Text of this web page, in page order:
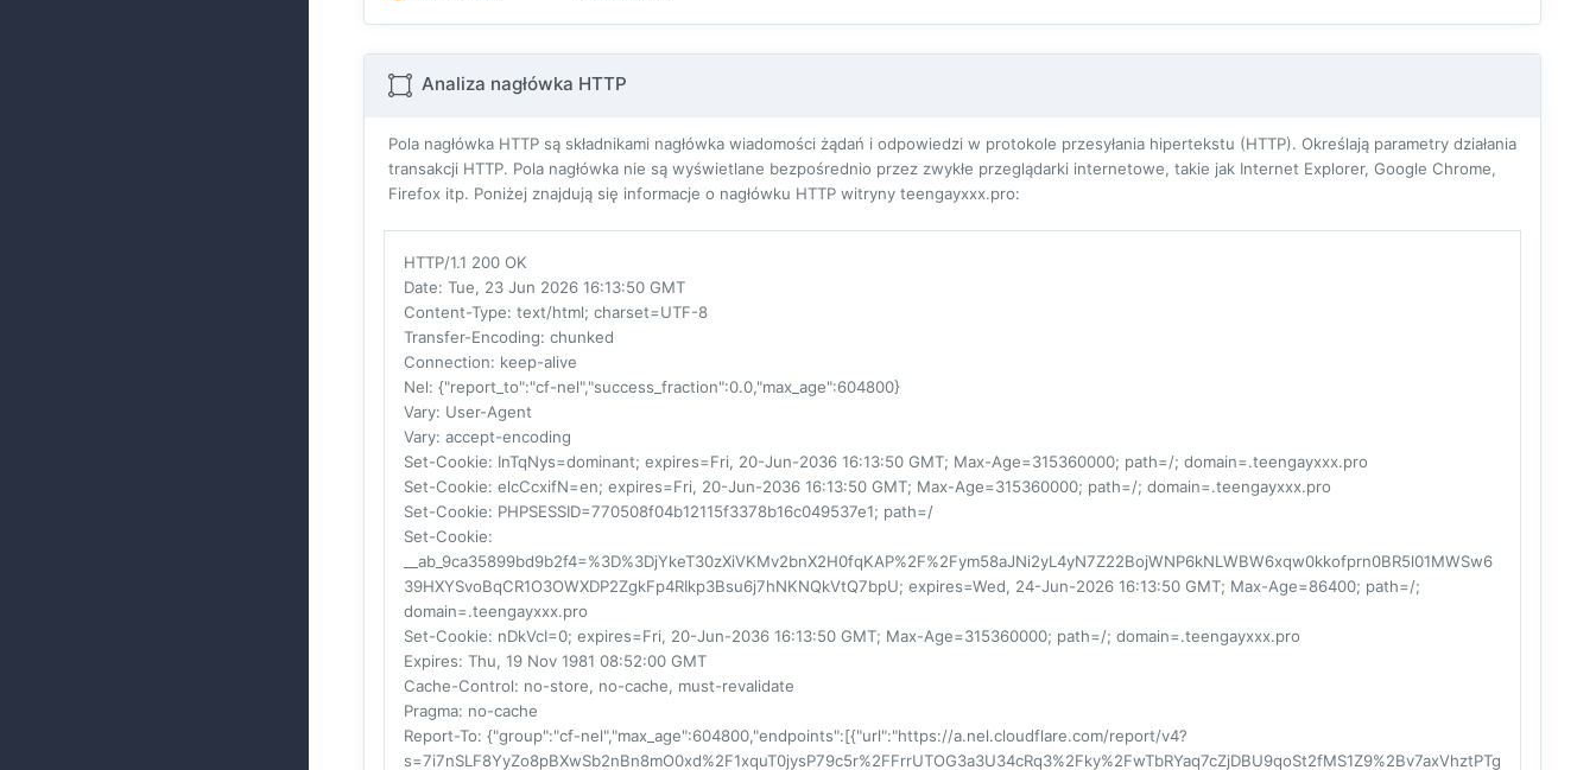
Analiza nagłówka HTTP
Pola nagłówka HTTP są składnikami nagłówka wiadomości żądań i odpowiedzi w protokole przesyłania hipertekstu (HTTP). Określają parametry działania
transakcji HTTP. Pola nagłówka nie są wyświetlane bezpośrednio przez zwykłe przeglądarki internetowe, takie jak Internet Explorer, Google Chrome,
Firefox itp. Poniżej znajdują się informacje o nagłówku HTTP witryny teengayxxx.pro:
HTTP/1.1 200 OK
Date: Tue, 23 Jun 2026 16:13:50 GMT
Content-Type: text/html; charset=UTF-8
Transfer-Encoding: chunked
Connection: keep-alive
Nel: {"report_to":"cf-nel","success_fraction":0.0,"max_age":604800}
Vary: User-Agent
Vary: accept-encoding
Set-Cookie: InTqNys=dominant; expires=Fri, 20-Jun-2036 16:13:50 GMT; Max-Age=315360000; path=/; domain=.teengayxxx.pro
Set-Cookie: elcCcxifN=en; expires=Fri, 20-Jun-2036 16:13:50 GMT; Max-Age=315360000; path=/; domain=.teengayxxx.pro
Set-Cookie: PHPSESSID=770508f04b12115f3378b16c049537e1; path=/
Set-Cookie:
__ab_9ca35899bd9b2f4=%3D%3DjYkeT30zXiVKMv2bnX2H0fqKAP%2F%2Fym58aJNi2yL4yN7Z22BojWNP6kNLWBW6xqw0kkofprn0BR5l01MWSw6
39HXYSvoBqCR1O3OWXDP2ZgkFp4RIkp3Bsu6j7hNKNQkVtQ7bpU; expires=Wed, 24-Jun-2026 16:13:50 GMT; Max-Age=86400; path=/;
domain=.teengayxxx.pro
Set-Cookie: nDkVcI=0; expires=Fri, 20-Jun-2036 16:13:50 GMT; Max-Age=315360000; path=/; domain=.teengayxxx.pro
Expires: Thu, 19 Nov 1981 08:52:00 GMT
Cache-Control: no-store, no-cache, must-revalidate
Pragma: no-cache
Report-To: {"group":"cf-nel","max_age":604800,"endpoints":[{"url":"https://a.nel.cloudflare.com/report/v4?
s=7i7nSLF8YyZo8pBXwSb2nBn8mO0xd%2F1xquT0jysP79c5r%2FFrrUTOG3a3U34cRq3%2Fky%2FwTbRYaq7cZjDBU9qoSt2fMS1Z9%2Bv7axVhztPTg